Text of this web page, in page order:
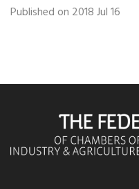
Published on 2018 Jul 16